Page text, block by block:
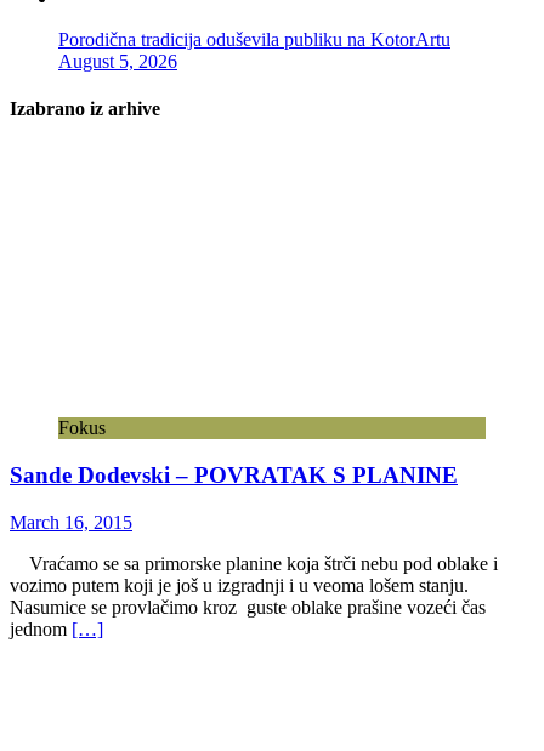
Porodična tradicija oduševila publiku na KotorArtu
August 5, 2026
Izabrano iz arhive
Fokus
Sande Dodevski – POVRATAK S PLANINE
March 16, 2015
Vraćamo se sa primorske planine koja štrči nebu pod oblake i
vozimo putem koji je još u izgradnji i u veoma lošem stanju.
Nasumice se provlačimo kroz guste oblake prašine vozeći čas
jednom […]